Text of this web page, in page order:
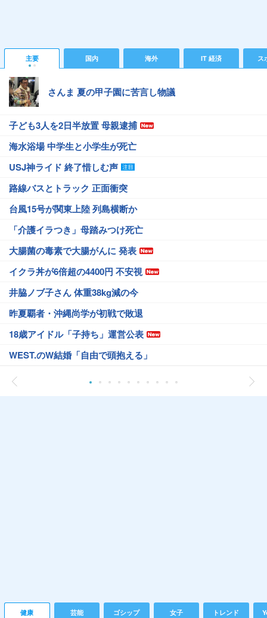
主要 国内 海外 IT 経済 ス
さんま 夏の甲子園に苦言し物議
子ども3人を2日半放置 母親逮捕
海水浴場 中学生と小学生が死亡
USJ神ライド 終了惜しむ声
路線バスとトラック 正面衝突
台風15号が関東上陸 列島横断か
「介護イラつき」母踏みつけ死亡
大腸菌の毒素で大腸がんに 発表
イクラ丼が6倍超の4400円 不安視
井脇ノブ子さん 体重38kg減の今
昨夏覇者・沖縄尚学が初戦で敗退
18歳アイドル「子持ち」運営公表
WEST.のW結婚「自由で頭抱える」
健康 芸能 ゴシップ 女子 トレンド